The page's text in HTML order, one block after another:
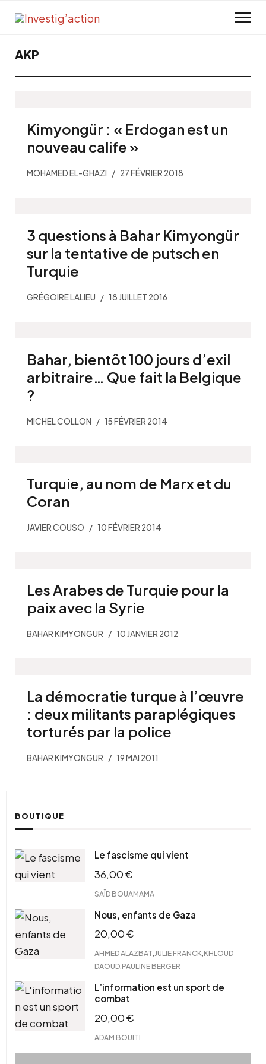
AKP
Kimyongür : « Erdogan est un
nouveau calife »
MOHAMED EL-GHAZI 27 FÉVRIER 2018
3 questions à Bahar Kimyongür
sur la tentative de putsch en
Turquie
GRÉGOIRE LALIEU 18 JUILLET 2016
Bahar, bientôt 100 jours d’exil
arbitraire… Que fait la Belgique
?
MICHEL COLLON 15 FÉVRIER 2014
Turquie, au nom de Marx et du
Coran
JAVIER COUSO 10 FÉVRIER 2014
Les Arabes de Turquie pour la
paix avec la Syrie
BAHAR KIMYONGUR 10 JANVIER 2012
La démocratie turque à l’œuvre
: deux militants paraplégiques
torturés par la police
BAHAR KIMYONGUR 19 MAI 2011
BOUTIQUE
Le fascisme qui vient
36,00€
SAÏD BOUAMAMA
Nous, enfants de Gaza
20,00€
AHMED ALAZBAT JULIE FRANCK KHLOUD
DAOUD PAULINE BERGER
L’information est un sport de
combat
20,00€
ADAM BOUITI